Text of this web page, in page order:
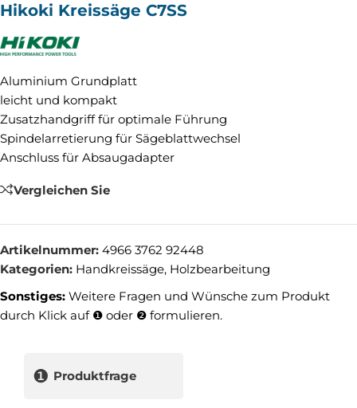
Hikoki Kreissäge C7SS
Aluminium Grundplatt
leicht und kompakt
Zusatzhandgriff für optimale Führung
Spindelarretierung für Sägeblattwechsel
Anschluss für Absaugadapter
Vergleichen Sie
Artikelnummer: 4966 3762 92448
Kategorien: Handkreissäge, Holzbearbeitung
Sonstiges: Weitere Fragen und Wünsche zum Produkt
durch Klick auf ❶ oder ❷ formulieren.
❶ Produktfrage